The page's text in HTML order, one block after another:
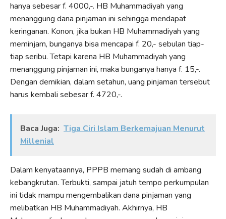
hanya sebesar f. 4000,-. HB Muhammadiyah yang
menanggung dana pinjaman ini sehingga mendapat
keringanan. Konon, jika bukan HB Muhammadiyah yang
meminjam, bunganya bisa mencapai f. 20,- sebulan tiap-
tiap seribu. Tetapi karena HB Muhammadiyah yang
menanggung pinjaman ini, maka bunganya hanya f. 15,-.
Dengan demikian, dalam setahun, uang pinjaman tersebut
harus kembali sebesar f. 4720,-.
Baca Juga: Tiga Ciri Islam Berkemajuan Menurut
Millenial
Dalam kenyataannya, PPPB memang sudah di ambang
kebangkrutan. Terbukti, sampai jatuh tempo perkumpulan
ini tidak mampu mengembalikan dana pinjaman yang
melibatkan HB Muhammadiyah. Akhirnya, HB